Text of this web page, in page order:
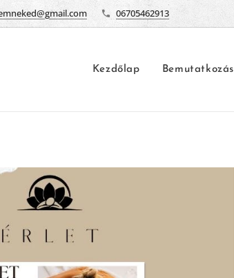
06705462913
Kezdőlap Bemutatkozás